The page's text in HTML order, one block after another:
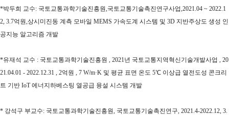
*박두희 교수: 국토교통과학기술진흥원,국토교통기술촉진연구사업,2021.04 ~ 2022.1
2, 3.7억원,상시미진동 계측 모바일 MEMS 가속도계 시스템 및 3D 지반주상도 생성 인
공지능 알고리즘 개발
*유재석 교수 : 국토교통과학기술진흥원 , 2021년 국토교통지역혁신기술개발사업 , 20
21.04.01 - 2022.12.31 , 2억원 , 7 W/m·K 및 평균 표면 온도 5℃ 이상급 열전도성 콘크리
트 기반 IoT 에너지하베스팅 열공급 융설 시스템 개발
* 강석구 부교수: 국토교통과학기술진흥원, 국토교통기술촉진연구, 2021.4-2022.12, 3.